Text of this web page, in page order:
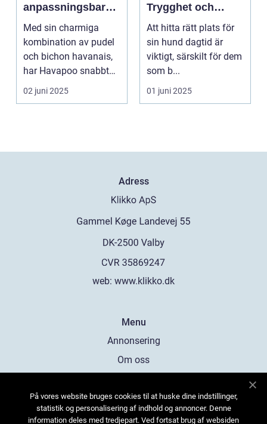
anpassningsbar
familjemedlem
Med sin charmiga
kombination av pudel
och bichon havanais,
har Havapoo snabbt
blivit en älsklin...
02 juni 2025
Trygghet och
glädje för din
fyrfota vän
Att hitta rätt plats för
sin hund dagtid är
viktigt, särskilt för dem
som b...
01 juni 2025
Adress
web: www.klikko.dk
Menu
Annonsering
Om oss
Kontakta oss
Sitemap
På vores website bruges cookies til at huske dine indstillinger,
statistik og personalisering af indhold og annoncer. Denne
information deles med tredjepart. Ved fortsat brug af websiden